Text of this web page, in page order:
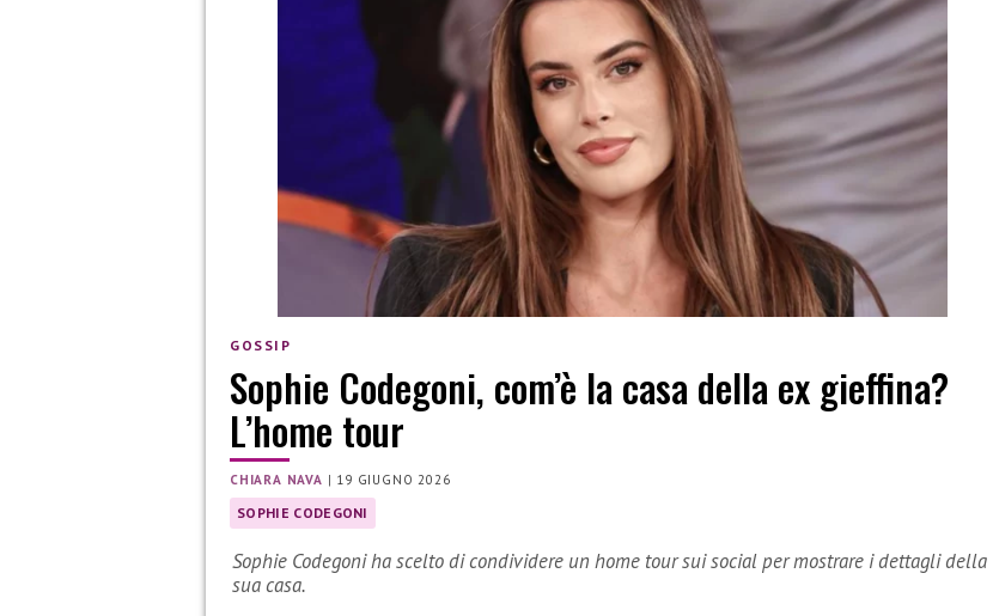
GOSSIP
Sophie Codegoni, com’è la casa della ex gieffina?
L’home tour
CHIARA NAVA | 19 GIUGNO 2026
SOPHIE CODEGONI
Sophie Codegoni ha scelto di condividere un home tour sui social per mostrare i dettagli della
sua casa.